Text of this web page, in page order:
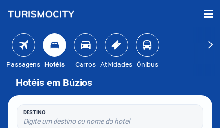
Passagens Hotéis Carros Atividades Ônibus
Hotéis em Búzios
DESTINO
Digite um destino ou nome do hotel